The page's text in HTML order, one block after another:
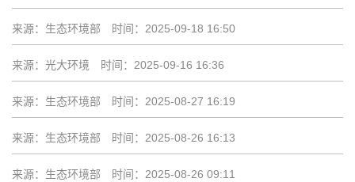
来源：生态环境部 时间：2025-09-18 16:50
来源：光大环境 时间：2025-09-16 16:36
来源：生态环境部 时间：2025-08-27 16:19
来源：生态环境部 时间：2025-08-26 16:13
来源：生态环境部 时间：2025-08-26 09:11